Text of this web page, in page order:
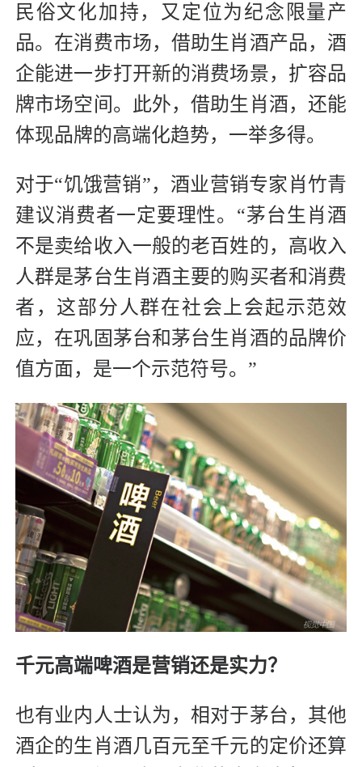
民俗文化加持，又定位为纪念限量产
品。在消费市场，借助生肖酒产品，酒
企能进一步打开新的消费场景，扩容品
牌市场空间。此外，借助生肖酒，还能
体现品牌的高端化趋势，一举多得。
对于“饥饿营销”，酒业营销专家肖竹青
建议消费者一定要理性。“茅台生肖酒
不是卖给收入一般的老百姓的，高收入
人群是茅台生肖酒主要的购买者和消费
者，这部分人群在社会上会起示范效
应，在巩固茅台和茅台生肖酒的品牌价
值方面，是一个示范符号。”
千元高端啤酒是营销还是实力？
也有业内人士认为，相对于茅台，其他
酒企的生肖酒几百元至千元的定价还算